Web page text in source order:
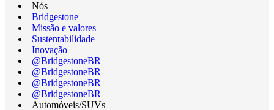
Nós
Bridgestone
Missão e valores
Sustentabilidade
Inovação
@BridgestoneBR
@BridgestoneBR
@BridgestoneBR
@BridgestoneBR
Automóveis/SUVs